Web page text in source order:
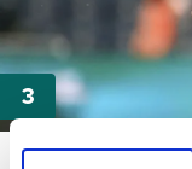
Brezilyalı orta